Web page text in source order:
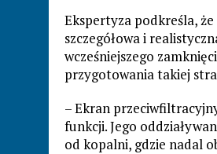
Ekspertyza podkreśla,
szczegółowa i
wcześniejszego
przygotowania takiej
– Ekran
funkcji. Jego
od kopalni, gdzie nadal